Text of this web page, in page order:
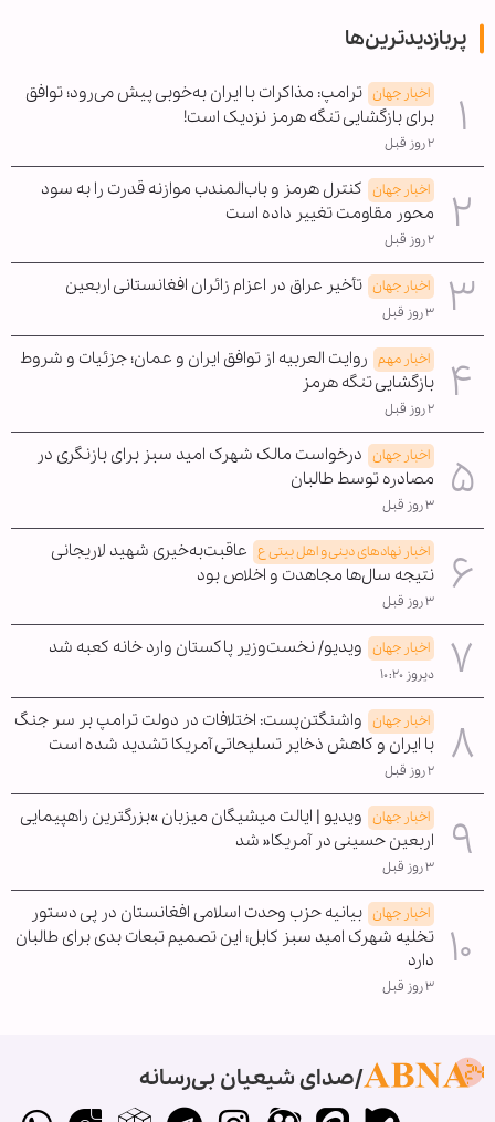
پربازدیدترین‌ها
اخبار جهان ترامپ: مذاکرات با ایران به‌خوبی پیش می‌رود؛ توافق
برای بازگشایی تنگه هرمز نزدیک است!
۲ روز قبل
اخبار جهان کنترل هرمز و باب‌المندب موازنه قدرت را به سود
محور مقاومت تغییر داده است
۲ روز قبل
اخبار جهان تأخیر عراق در اعزام زائران افغانستانی اربعین
۳ روز قبل
اخبار مهم روایت العربیه از توافق ایران و عمان؛ جزئیات و شروط
بازگشایی تنگه هرمز
۲ روز قبل
اخبار جهان درخواست مالک شهرک امید سبز برای بازنگری در
مصادره توسط طالبان
۳ روز قبل
اخبار نهادهای دینی و اهل بیتی ع عاقبت‌به‌خیری شهید لاریجانی
نتیجه سال‌ها مجاهدت و اخلاص بود
۳ روز قبل
اخبار جهان ویدیو/ نخست‌وزیر پاکستان وارد خانه کعبه شد
دیروز ۱۰:۲۰
اخبار جهان واشنگتن‌پست: اختلافات در دولت ترامپ بر سر جنگ
با ایران و کاهش ذخایر تسلیحاتی آمریکا تشدید شده است
۲ روز قبل
اخبار جهان ویدیو | ایالت میشیگان میزبان »بزرگترین راهپیمایی
اربعین حسینی در آمریکا« شد
۳ روز قبل
اخبار جهان بیانیه حزب وحدت اسلامی افغانستان در پی دستور
تخلیه شهرک امید سبز کابل؛ این تصمیم تبعات بدی برای طالبان
دارد
۳ روز قبل
صدای شیعیان بی‌رسانه